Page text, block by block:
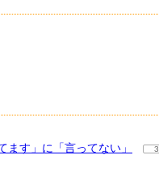
す」に「言ってない」 3